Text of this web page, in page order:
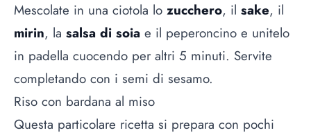
Mescolate in una ciotola lo zucchero, il sake, il
mirin, la salsa di soia e il peperoncino e unitelo
in padella cuocendo per altri 5 minuti. Servite
completando con i semi di sesamo.
Riso con bardana al miso
Questa particolare ricetta si prepara con pochi